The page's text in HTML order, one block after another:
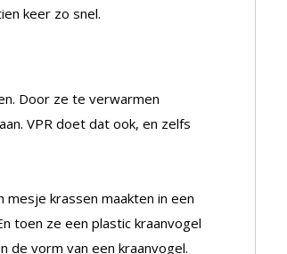
keer zo snel.
Door ze te verwarmen
VPR doet dat ook, en zelfs
krassen maakten in een
toen ze een plastic kraanvogel
de vorm van een kraanvogel.